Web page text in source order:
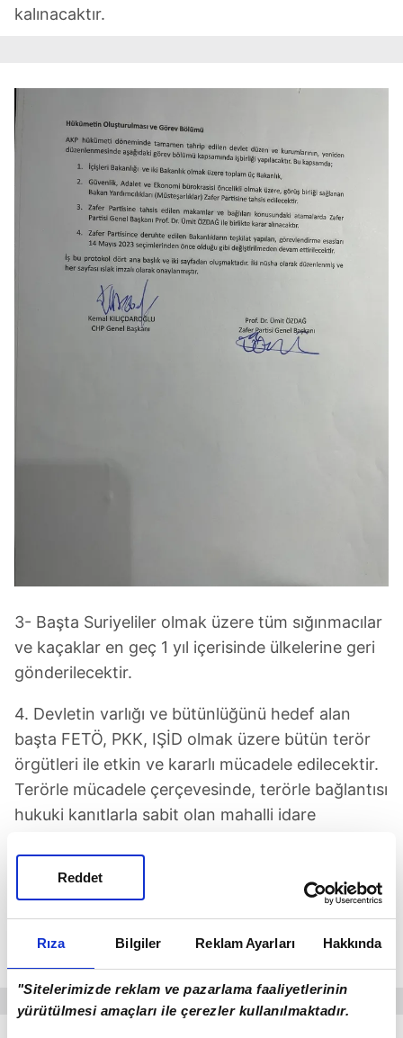
Rıza Bilgiler Reklam Ayarları Hakkında
"Sitelerimizde reklam ve pazarlama faaliyetlerinin
yürütülmesi amaçları ile çerezler kullanılmaktadır.
Reddet
kalınacaktır.
3- Başta Suriyeliler olmak üzere tüm sığınmacılar
ve kaçaklar en geç 1 yıl içerisinde ülkelerine geri
gönderilecektir.
4. Devletin varlığı ve bütünlüğünü hedef alan
başta FETÖ, PKK, IŞİD olmak üzere bütün terör
örgütleri ile etkin ve kararlı mücadele edilecektir.
Terörle mücadele çerçevesinde, terörle bağlantısı
hukuki kanıtlarla sabit olan mahalli idare
edilecektir. Terörle müzakere değil, mücadele
edilecektir. Türkiye'nin milli ve üniter devlet
yapısını hedef alan hiçbir siyasi ve hukuki
düzenlemeye izin verilmeyecektir.